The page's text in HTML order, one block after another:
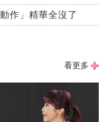
作」精華全沒了
看更多